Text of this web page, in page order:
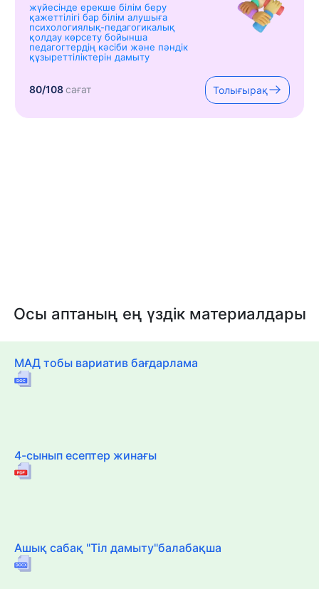
жүйесінде ерекше білім беру
қажеттілігі бар білім алушыға
психологиялық-педагогикалық
қолдау көрсету бойынша
педагогтердің кәсіби және пәндік
құзыреттіліктерін дамыту
80/108сағат Толығырақ
Осы аптаның ең үздік материалдары
МАД тобы вариатив бағдарлама
4-сынып есептер жинағы
Ашық сабақ "Тіл дамыту"балабақша